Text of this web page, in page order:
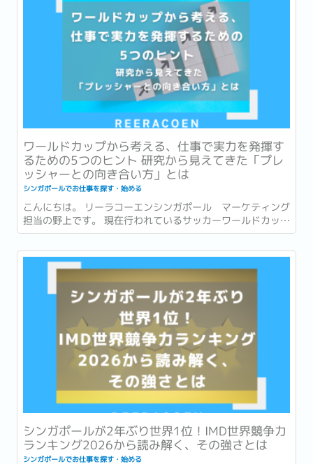
ワールドカップから考える、仕事で実力を発揮す
るための5つのヒント 研究から見えてきた「プレ
ッシャーとの向き合い方」とは
シンガポールでお仕事を探す・始める
こんにちは。 リーラコーエンシンガポール マーケティング
担当の野上です。 現在行われているサッカーワールドカッ
プ、いよいよ残すところ数試合となりました！ 本記事がリリ
ースされる頃には準決勝の結果が出ている頃。...
シンガポールが2年ぶり世界1位！IMD世界競争力
ランキング2026から読み解く、その強さとは
シンガポールでお仕事を探す・始める